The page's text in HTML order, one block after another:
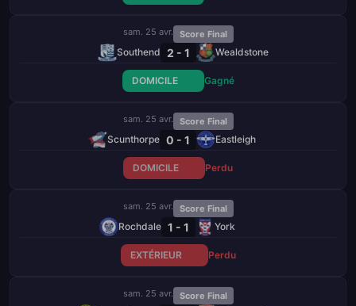
sam. 25 avr. Score Final
Southend 2 - 1 Wealdstone
DOMICILE Gagné
sam. 25 avr. Score Final
Scunthorpe 0 - 1 Eastleigh
DOMICILE Perdu
sam. 25 avr. Score Final
Rochdale 1 - 1 York
EXTÉRIEUR Perdu
sam. 25 avr. Score Final